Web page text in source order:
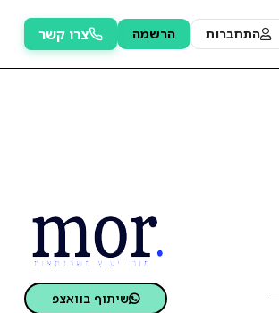
התחברות הרשמה צרו קשר
שיתוף בוואצפ